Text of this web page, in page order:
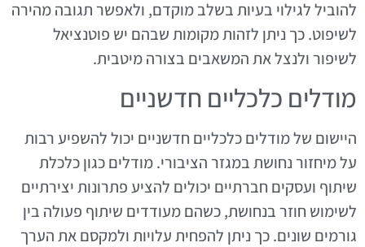
להוביל לגילוי בעיות בשלב מוקדם, ולאפשר תגובה מהירה
לשיפוט. כך ניתן לזהות מקומות שבהם יש פוטנציאל
לשיפור ולנצל את המשאבים בצורה מיטבית.
מודלים כלכליים חדשניים
היישום של מודלים כלכליים חדשניים יכול להשפיע רבות
על מיחזור נחושת במגזר הציבורי. מודלים כגון כלכלת
שיתוף ועסקים חברתיים יכולים להציע פתרונות יצירתיים
לשימוש חוזר בנחושת, כשהם מעודדים שיתוף פעולה בין
גורמים שונים. כך ניתן להפחית עלויות ולמקסם את הערך